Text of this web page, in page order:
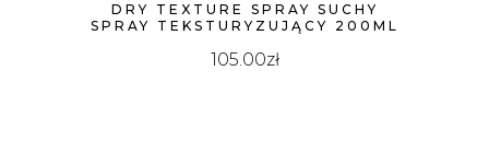
DRY TEXTURE SPRAY SUCHY
SPRAY TEKSTURYZUJĄCY 200ML
105.00zł